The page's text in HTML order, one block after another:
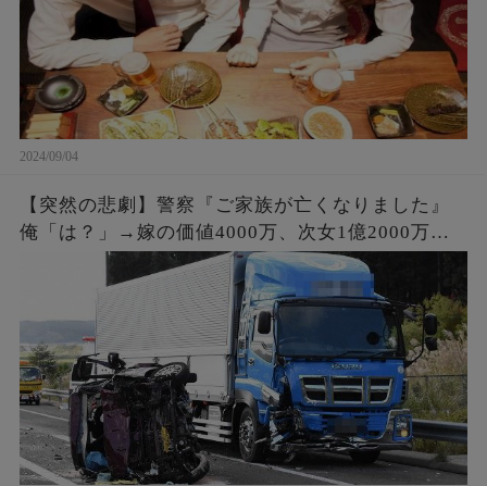
2024/09/04
【突然の悲劇】警察『ご家族が亡くなりました』
俺「は？」→嫁の価値4000万、次女1億2000万。
事故で6人の家族と引換えに大金GET。俺「会社辞
めさせて貰うわ」